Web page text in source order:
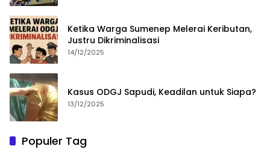
Ketika Warga Sumenep Melerai Keributan,
Justru Dikriminalisasi
14/12/2025
Kasus ODGJ Sapudi, Keadilan untuk Siapa?
13/12/2025
Populer Tag